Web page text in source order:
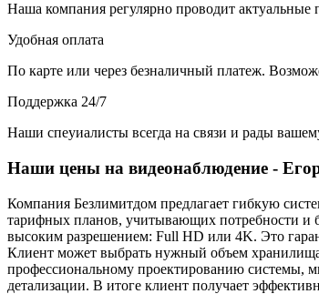
Наша компания регулярно проводит
Удобная оплата
По карте или через безналичный платеж.
Поддержка 24/7
Наши спеуиалисты всегда на связи и рады
Наши цены на видеонаблюдение -
Компания Безлимитдом предлагает гибкую
тарифных планов, учитывающих потребности и
высоким разрешением: Full HD или 4K. Это
Клиент может выбрать нужный объем хранилища
профессиональному проектированию системы,
детализации. В итоге клиент получает